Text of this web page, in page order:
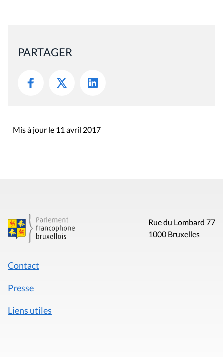
PARTAGER
Mis à jour le 11 avril 2017
Rue du Lombard 77
1000 Bruxelles
Contact
Presse
Liens utiles